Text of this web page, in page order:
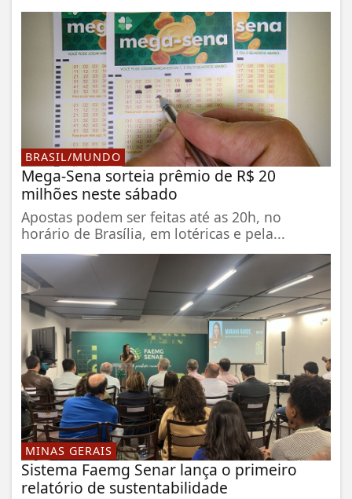
BRASIL/MUNDO
Mega-Sena sorteia prêmio de R$ 20
milhões neste sábado
Apostas podem ser feitas até as 20h, no
horário de Brasília, em lotéricas e pela...
MINAS GERAIS
Sistema Faemg Senar lança o primeiro
relatório de sustentabilidade